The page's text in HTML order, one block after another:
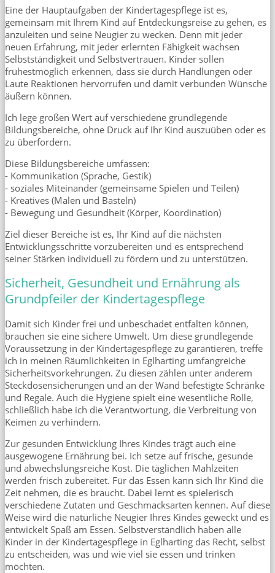
Eine der Hauptaufgaben der Kindertagespflege ist es,
gemeinsam mit Ihrem Kind auf Entdeckungsreise zu gehen, es
anzuleiten und seine Neugier zu wecken. Denn mit jeder
neuen Erfahrung, mit jeder erlernten Fähigkeit wachsen
Selbstständigkeit und Selbstvertrauen. Kinder sollen
frühestmöglich erkennen, dass sie durch Handlungen oder
Laute Reaktionen hervorrufen und damit verbunden Wünsche
äußern können.
Ich lege großen Wert auf verschiedene grundlegende
Bildungsbereiche, ohne Druck auf Ihr Kind auszuüben oder es
zu überfordern.
Diese Bildungsbereiche umfassen:
- Kommunikation (Sprache, Gestik)
- soziales Miteinander (gemeinsame Spielen und Teilen)
- Kreatives (Malen und Basteln)
- Bewegung und Gesundheit (Körper, Koordination)
Ziel dieser Bereiche ist es, Ihr Kind auf die nächsten
Entwicklungsschritte vorzubereiten und es entsprechend
seiner Stärken individuell zu fördern und zu unterstützen.
Sicherheit, Gesundheit und Ernährung als
Grundpfeiler der Kindertagespflege
Damit sich Kinder frei und unbeschadet entfalten können,
brauchen sie eine sichere Umwelt. Um diese grundlegende
Voraussetzung in der Kindertagespflege zu garantieren, treffe
ich in meinen Räumlichkeiten in Eglharting umfangreiche
Sicherheitsvorkehrungen. Zu diesen zählen unter anderem
Steckdosensicherungen und an der Wand befestigte Schränke
und Regale. Auch die Hygiene spielt eine wesentliche Rolle,
schließlich habe ich die Verantwortung, die Verbreitung von
Keimen zu verhindern.
Zur gesunden Entwicklung Ihres Kindes trägt auch eine
ausgewogene Ernährung bei. Ich setze auf frische, gesunde
und abwechslungsreiche Kost. Die täglichen Mahlzeiten
werden frisch zubereitet. Für das Essen kann sich Ihr Kind die
Zeit nehmen, die es braucht. Dabei lernt es spielerisch
verschiedene Zutaten und Geschmacksarten kennen. Auf diese
Weise wird die natürliche Neugier Ihres Kindes geweckt und es
entwickelt Spaß am Essen. Selbstverständlich haben alle
Kinder in der Kindertagespflege in Eglharting das Recht, selbst
zu entscheiden, was und wie viel sie essen und trinken
möchten.